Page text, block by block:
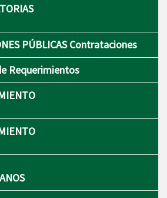
PÚBLICAS Contrataciones
Requerimientos